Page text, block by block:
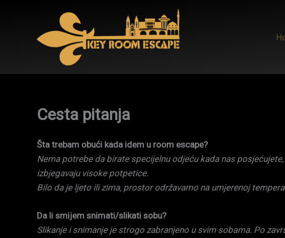
Cesta pitanja
Šta trebam obući kada idem u room escape?
Nema potrebe da birate specijelnu odjeću kada nas
izbjegavaju visoke potpetice.
Bilo da je ljeto ili zima, prostor održavamo na umjerenoj
Da li smijem snimati/slikati sobu?
Slikanje i snimanje je strogo zabranjeno u svim sobama. Po